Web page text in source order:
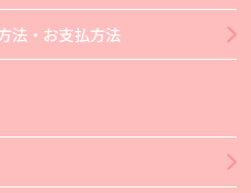
法・お支払方法